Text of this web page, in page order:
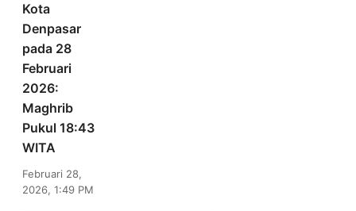
Kota
Denpasar
pada 28
Februari
2026:
Maghrib
Pukul 18:43
WITA
Februari 28,
2026, 1:49 PM